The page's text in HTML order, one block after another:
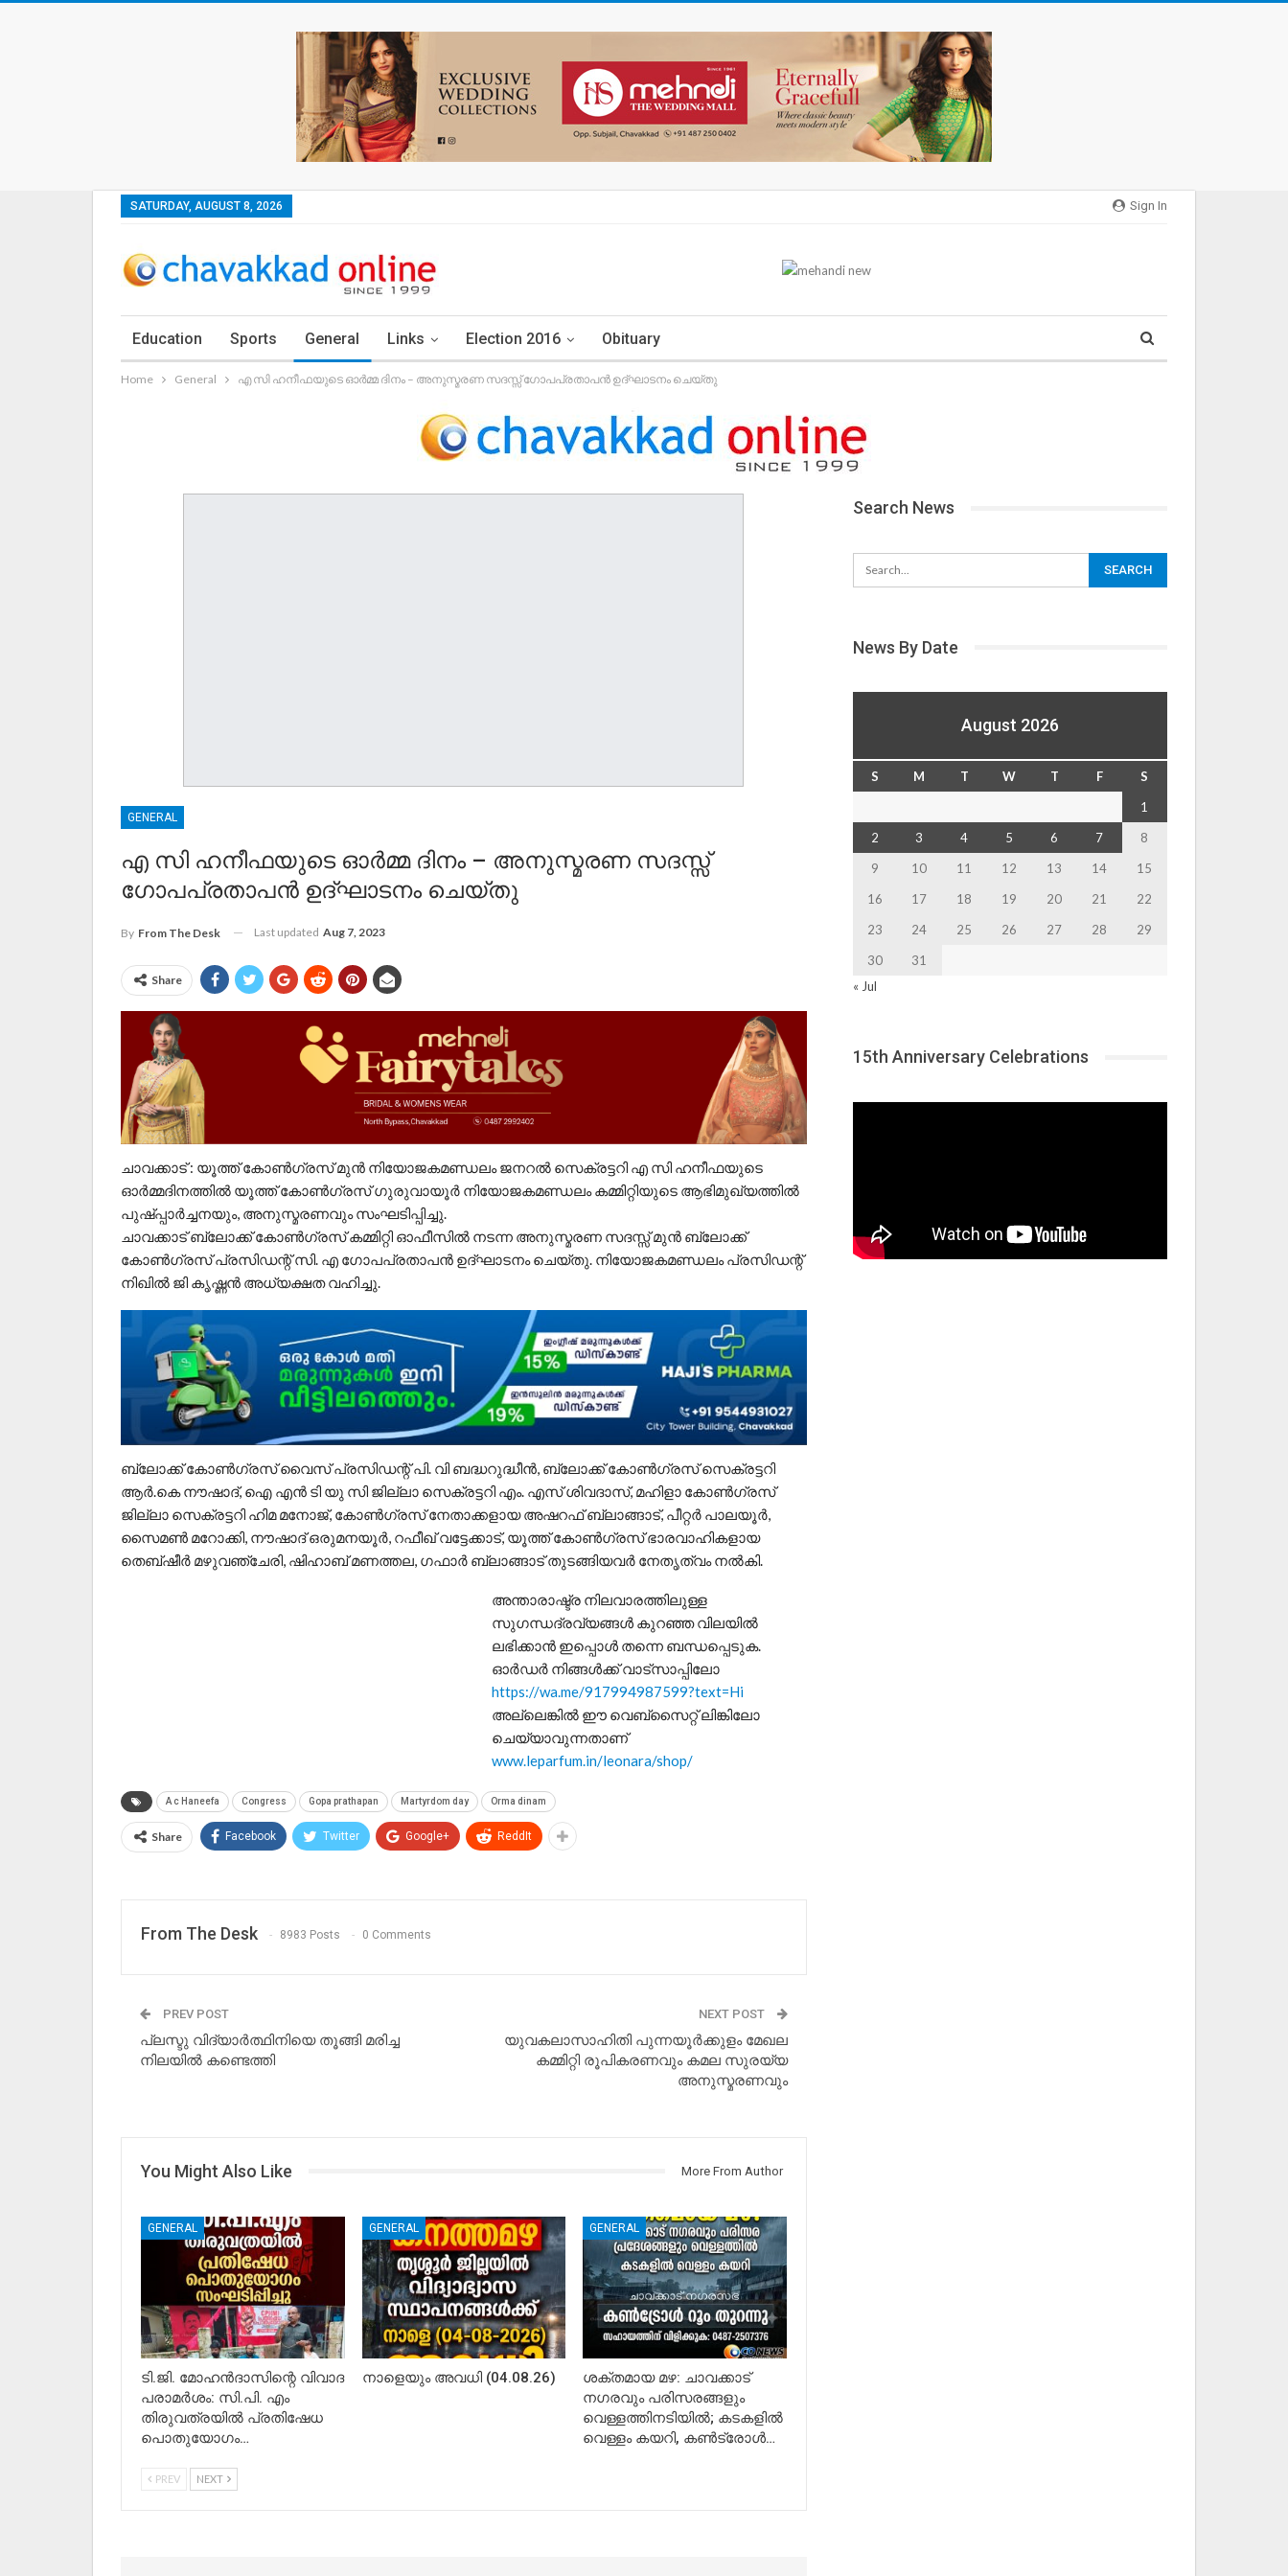
Sign In
SATURDAY, AUGUST 8, 2026
Education Sports General Links Election 2016 Obituary
Home General എ സി ഹനീഫയുടെ ഓർമ്മ ദിനം – അനുസ്മരണ സദസ്സ് ഗോപപ്രതാപൻ ഉദ്ഘാടനം ചെയ്തു
GENERAL
എ സി ഹനീഫയുടെ ഓർമ്മ ദിനം – അനുസ്മരണ സദസ്സ്
ഗോപപ്രതാപൻ ഉദ്ഘാടനം ചെയ്തു
By From The Desk Last updated Aug 7, 2023
Share
ചാവക്കാട് : യൂത്ത് കോൺഗ്രസ്‌ മുൻ നിയോജകമണ്ഡലം ജനറൽ സെക്രട്ടറി എ സി ഹനീഫയുടെ
ഓർമ്മദിനത്തിൽ യൂത്ത് കോൺഗ്രസ്‌ ഗുരുവായൂർ നിയോജകമണ്ഡലം കമ്മിറ്റിയുടെ ആഭിമുഖ്യത്തിൽ
പുഷ്‌പ്പാർച്ചനയും, അനുസ്മരണവും സംഘടിപ്പിച്ചു.
ചാവക്കാട് ബ്ലോക്ക്‌ കോൺഗ്രസ്‌ കമ്മിറ്റി ഓഫീസിൽ നടന്ന അനുസ്മരണ സദസ്സ് മുൻ ബ്ലോക്ക്‌
കോൺഗ്രസ്‌ പ്രസിഡന്റ് സി. എ ഗോപപ്രതാപൻ ഉദ്ഘാടനം ചെയ്തു. നിയോജകമണ്ഡലം പ്രസിഡന്റ്
നിഖിൽ ജി കൃഷ്ണൻ അധ്യക്ഷത വഹിച്ചു.
ബ്ലോക്ക്‌ കോൺഗ്രസ്‌ വൈസ് പ്രസിഡന്റ് പി. വി ബദ്ധറുദ്ധീൻ, ബ്ലോക്ക്‌ കോൺഗ്രസ്‌ സെക്രട്ടറി
ആർ.കെ നൗഷാദ്, ഐ എൻ ടി യു സി ജില്ലാ സെക്രട്ടറി എം. എസ് ശിവദാസ്, മഹിളാ കോൺഗ്രസ്‌
ജില്ലാ സെക്രട്ടറി ഹിമ മനോജ്‌, കോൺഗ്രസ്‌ നേതാക്കളായ അഷറഫ് ബ്ലാങ്ങാട്, പീറ്റർ പാലയൂർ,
സൈമൺ മറോക്കി, നൗഷാദ് ഒരുമനയൂർ, റഫീഖ് വട്ടേക്കാട്, യൂത്ത് കോൺഗ്രസ്‌ ഭാരവാഹികളായ
തെബ്‌ഷീർ മഴുവഞ്ചേരി, ഷിഹാബ് മണത്തല, ഗഫാർ ബ്ലാങ്ങാട് തുടങ്ങിയവർ നേതൃത്വം നൽകി.
അന്താരാഷ്ട്ര നിലവാരത്തിലുള്ള
സുഗന്ധദ്രവ്യങ്ങൾ കുറഞ്ഞ വിലയിൽ
ലഭിക്കാൻ ഇപ്പൊൾ തന്നെ ബന്ധപ്പെടുക.
ഓർഡർ നിങ്ങൾക്ക് വാട്സാപ്പിലോ
https://wa.me/917994987599?text=Hi
അല്ലെങ്കിൽ ഈ വെബ്സൈറ്റ് ലിങ്കിലോ
ചെയ്യാവുന്നതാണ്
www.leparfum.in/leonara/shop/
A c Haneefa Congress Gopa prathapan Martyrdom day Orma dinam
Share Facebook Twitter Google+ ReddIt
From The Desk 8983 Posts 0 Comments
PREV POST
പ്ലസ്ടു വിദ്യാർത്ഥിനിയെ തൂങ്ങി മരിച്ച
നിലയിൽ കണ്ടെത്തി
NEXT POST
യുവകലാസാഹിതി പുന്നയൂർക്കുളം മേഖല
കമ്മിറ്റി രൂപികരണവും കമല സുരയ്യ
അനുസ്മരണവും
You Might Also Like More From Author
GENERAL
ടി.ജി. മോഹൻദാസിന്റെ വിവാദ
പരാമർശം: സി.പി. എം
തിരുവത്രയിൽ പ്രതിഷേധ
പൊതുയോഗം…
GENERAL
നാളെയും അവധി (04.08.26)
GENERAL
ശക്തമായ മഴ: ചാവക്കാട്
നഗരവും പരിസരങ്ങളും
വെള്ളത്തിനടിയിൽ; കടകളിൽ
വെള്ളം കയറി, കൺട്രോൾ…
PREV NEXT
Search News
News By Date
August 2026
S M T W T F
S
1
2
3 4 5 6 7
8
9
10 11 12 13 14
15
16
17 18 19 20 21
22
23
24 25 26 27 28
29
30
31
« Jul
15th Anniversary Celebrations